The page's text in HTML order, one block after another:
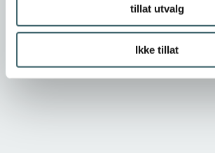
tillat utvalg
Ikke tillat